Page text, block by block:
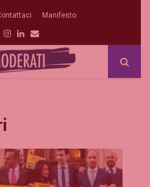
Manifesto
Twitter
Instagram
Linkedin
Email